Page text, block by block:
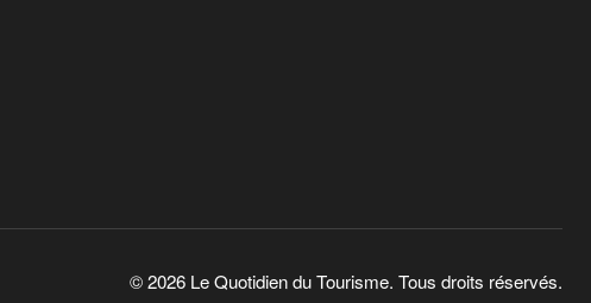
© 2026 Le Quotidien du Tourisme. Tous droits réservés.